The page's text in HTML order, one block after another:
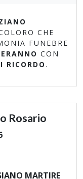
CHE
FUNEBRE
CON
RICORDO .
Rosario
MARTIRE